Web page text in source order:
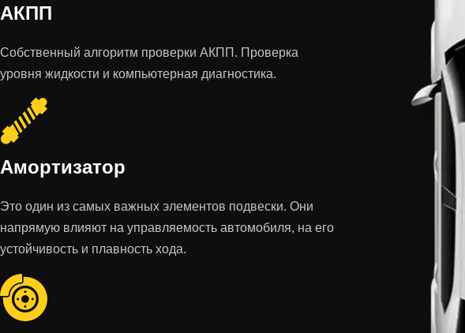
АКПП
Собственный алгоритм проверки АКПП. Проверка
уровня жидкости и компьютерная диагностика.
Амортизатор
Это один из самых важных элементов подвески. Они
напрямую влияют на управляемость автомобиля, на его
устойчивость и плавность хода.